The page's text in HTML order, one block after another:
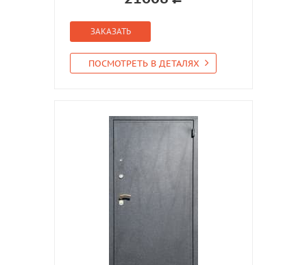
ЗАКАЗАТЬ
ПОСМОТРЕТЬ В ДЕТАЛЯХ